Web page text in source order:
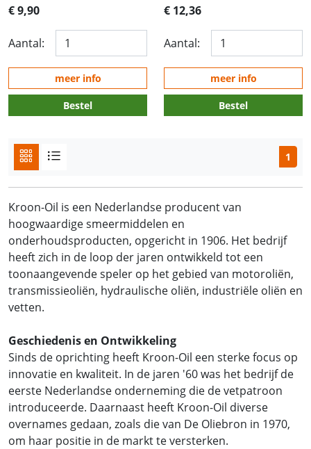
€ 9,90
Aantal:
meer info
Bestel
€ 12,36
Aantal:
meer info
Bestel
1
Kroon-Oil is een Nederlandse producent van
hoogwaardige smeermiddelen en
onderhoudsproducten, opgericht in 1906. Het bedrijf
heeft zich in de loop der jaren ontwikkeld tot een
toonaangevende speler op het gebied van motoroliën,
transmissieoliën, hydraulische oliën, industriële oliën en
vetten.
Geschiedenis en Ontwikkeling
Sinds de oprichting heeft Kroon-Oil een sterke focus op
innovatie en kwaliteit. In de jaren '60 was het bedrijf de
eerste Nederlandse onderneming die de vetpatroon
introduceerde. Daarnaast heeft Kroon-Oil diverse
overnames gedaan, zoals die van De Oliebron in 1970,
om haar positie in de markt te versterken.